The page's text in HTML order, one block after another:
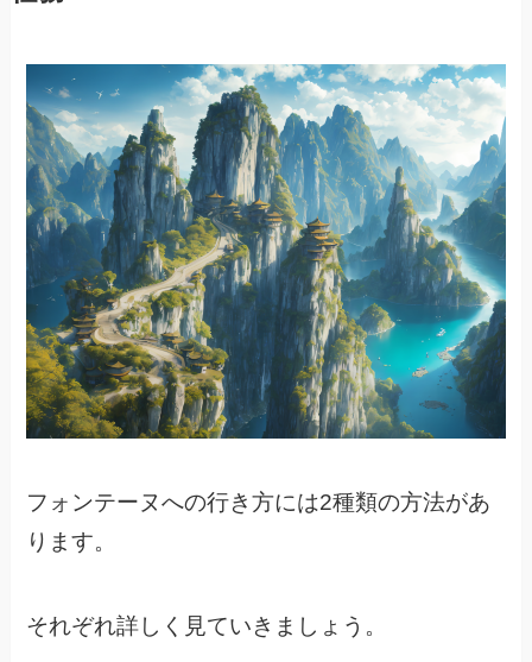
フォンテーヌへの行き方には2種類の方法があ
ります。
それぞれ詳しく見ていきましょう。